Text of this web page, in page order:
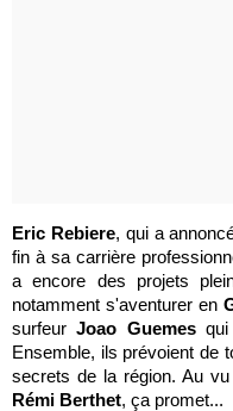
Eric Rebiere, qui a
fin à sa carrière
a encore des projets
notamment s'aventurer en
surfeurJoao Guemesqui
Ensemble, ils prévoient de
secrets de la région. Au
Rémi Berthet, ça promet...